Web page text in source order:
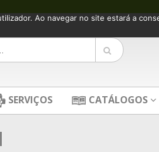
SERVIÇOS CATÁLOGOS
Ao navegar no site estará a